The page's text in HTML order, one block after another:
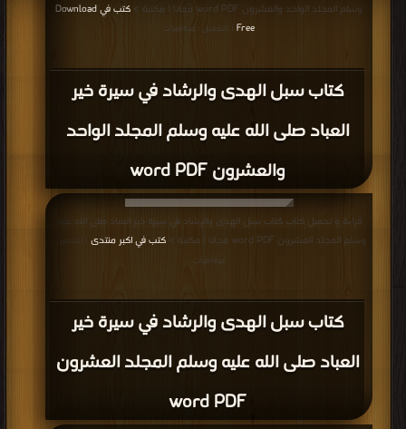
كتاب سبل الهدى والرشاد في سيرة خير
العباد صلى الله عليه وسلم المجلد الواحد
والعشرون word PDF
وسلم المجلد الواحد والعشرون word PDF مجانا | مكتبة >
كتب في Download
Free
| التحميل : مرة/مرات
كتاب سبل الهدى والرشاد في سيرة خير
العباد صلى الله عليه وسلم المجلد العشرون
word PDF
قراءة و تحميل كتاب كتاب سبل الهدى والرشاد في سيرة خير العباد صلى الله عليه
وسلم المجلد العشرون word PDF مجانا | مكتبة >
كتب في اكبر منتدى
| التحميل :
مرة/مرات